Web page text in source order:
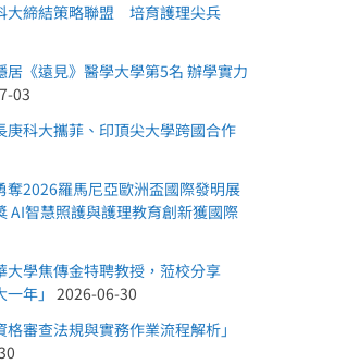
大締結策略聯盟 培育護理尖兵
居《遠見》醫學大學第5名 辦學實力
03
科大攜菲、印頂尖大學跨國合作
奪2026羅馬尼亞歐洲盃國際發明展
AI智慧照護與護理教育創新獲國際
大學焦傳金特聘教授，蒞校分享
年」
2026-06-30
審查法規與實務作業流程解析」